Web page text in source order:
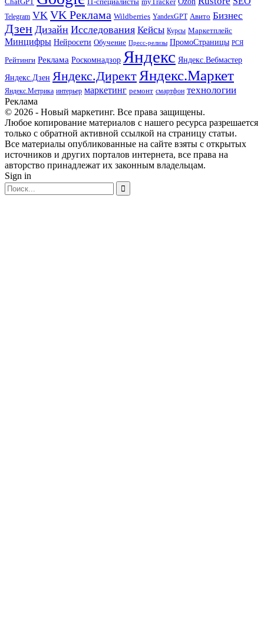
ChatGPT IT-специалисты
Telegram VK VK Реклама Wildberries YandexGPT Авито Бизнес
Дзен Дизайн Исследования Кейсы Курсы Маркетплейс
Минцифры Нейросети Обучение Пресс-релизы ПромоСтраницы РСЯ
Рейтинги Реклама Роскомнадзор Яндекс Яндекс.Вебмастер
Яндекс.Дзен Яндекс.ДиректЯндекс.Маркет
Яндекс.Метрика интерьер маркетинг ремонт смартфон технологии
Реклама
© 2026 - Новый маркетинг. Все права защищены.
Любое копирование материалов с нашего ресурса разрешается
только с обратной активной ссылкой на страницу статьи.
Все материалы опубликованные на сайте взяты с открытых
источников и других порталов интернета, все права на
авторство принадлежат их законным владельцам.
Sign in